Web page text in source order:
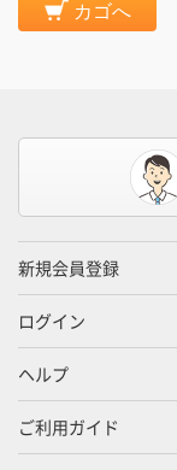
カゴへ
新規会員登録
ログイン
ヘルプ
ご利用ガイド